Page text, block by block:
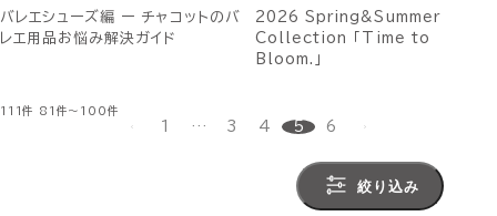
バレエシューズ編 ー チャコットのバ
レエ用品お悩み解決ガイド
2026 Spring&Summer
Collection 「Time to
Bloom.」
111件 81件～100件
1 … 3 4 5 6
絞り込み